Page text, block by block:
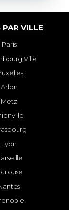
PAR VILLE
Paris
Ville
Arlon
Metz
Lyon